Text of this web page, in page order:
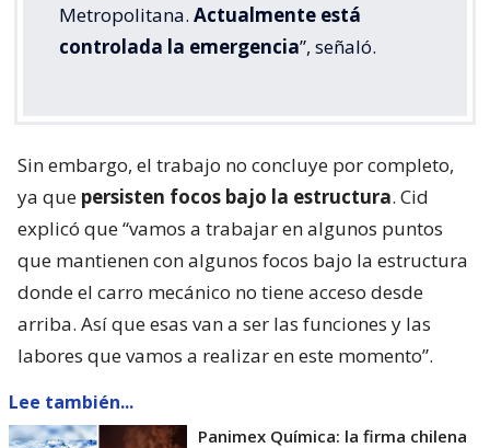
Metropolitana. Actualmente está
controlada la emergencia”, señaló.
Sin embargo, el trabajo no concluye por completo,
ya que persisten focos bajo la estructura. Cid
explicó que “vamos a trabajar en algunos puntos
que mantienen con algunos focos bajo la estructura
donde el carro mecánico no tiene acceso desde
arriba. Así que esas van a ser las funciones y las
labores que vamos a realizar en este momento”.
Lee también...
Panimex Química: la firma chilena